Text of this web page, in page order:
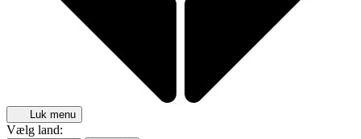
Luk menu
Vælg land: